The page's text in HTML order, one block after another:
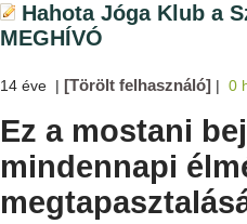
Hahota Jóga Klub a
MEGHÍVÓ
14 éve | [Törölt felhasználó] | 0
Ez a mostani
mindennapi